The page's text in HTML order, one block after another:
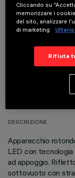
DATI
DESCRIZIONE
Apparecchio
LED con tecnologia
ad appoggio.
sottovuoto con
Cliccando su
memorizzare i
del sito, analizzare
di marketing.
Rifiuta